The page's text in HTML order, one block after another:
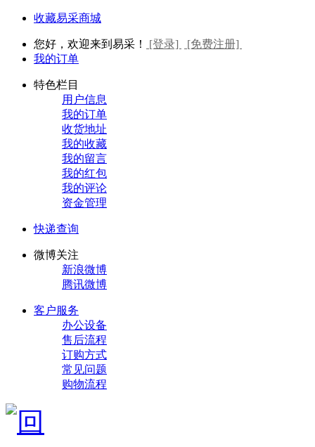
收藏易采商城
您好，欢迎来到易采！ [登录]
[免费注册]
我的订单
特色栏目
用户信息
我的订单
收货地址
我的收藏
我的留言
我的红包
我的评论
资金管理
快递查询
微博关注
新浪微博
腾讯微博
客户服务
办公设备
售后流程
订购方式
常见问题
购物流程